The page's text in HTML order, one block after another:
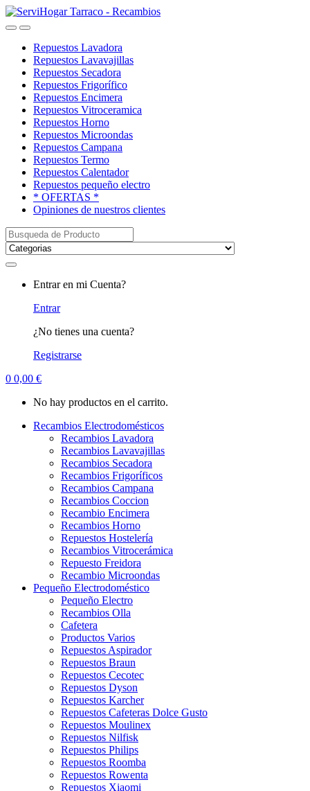
Saltar
a
saltar
al
OpenClose
Repuestos Lavadora
Repuestos Lavavajillas
Repuestos Secadora
Repuestos Frigorífico
Repuestos Encimera
Repuestos Vitroceramica
Repuestos Horno
Repuestos Microondas
Repuestos Campana
Repuestos Termo
Repuestos Calentador
Repuestos pequeño electro
* OFERTAS *
Opiniones de nuestros clientes
Buscar:
Entrar en mi Cuenta?
Entrar
¿No tienes una cuenta?
Registrarse
0 0,00 €
No hay productos en el carrito.
Recambios Electrodomésticos
Recambios Lavadora
Recambios Lavavajillas
Recambios Secadora
Recambios Frigoríficos
Recambios Campana
Recambios Coccion
Recambio Encimera
Recambios Horno
Repuestos Hostelería
Recambios Vitrocerámica
Repuesto Freidora
Recambio Microondas
Pequeño Electrodoméstico
Pequeño Electro
Recambios Olla
Cafetera
Productos Varios
Repuestos Aspirador
Repuestos Braun
Repuestos Cecotec
Repuestos Dyson
Repuestos Karcher
Repuestos Cafeteras Dolce Gusto
Repuestos Moulinex
Repuestos Nilfisk
Repuestos Philips
Repuestos Roomba
Repuestos Rowenta
Repuestos Xiaomi